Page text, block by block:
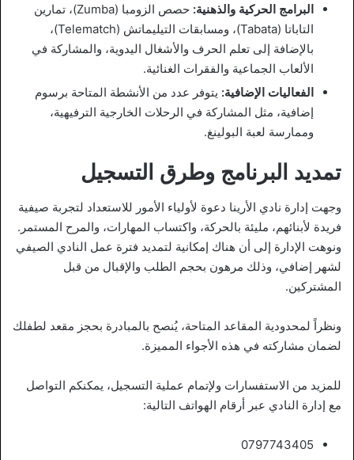
البرامج الحركية والذهنية:
حصص الزومبا (Zumba)، تمارين
التاباتا (Tabata)، ومسابقات التيليماتش (Telematch)،
بالإضافة إلى تعلم الحرف والأشغال اليدوية، والمشاركة في
الألعاب الجماعية والفقرات الغنائية.
الفعاليات الإضافية: يتوفر عدد من الأنشطة المتاحة برسوم
إضافية، مثل المشاركة في الرحلات الخارجية الترفيهية،
وممارسة لعبة البولينغ.
تمديد البرنامج وطرق التسجيل
وجهت إدارة نادي الأرينا دعوة لأولياء الأمور للاستعداد لتجربة صيفية
فريدة لأبنائهم، مليئة بالحركة، واكتساب المهارات، والمرح المستمر.
ونوهت الإدارة إلى أن هناك إمكانية لتمديد فترة عمل النادي الصيفي
لشهر إضافي، وذلك مرهون بحجم الطلب والإقبال من قبل
المشتركين.
ونظراً لمحدودية المقاعد المتاحة، يُنصح بالمبادرة بحجز مقعد لطفلك
لضمان مشاركته في هذه الأجواء المميزة.
للمزيد من الاستفسارات ولإتمام عملية التسجيل، يمكنكم التواصل
مع إدارة النادي عبر أرقام الهواتف التالية:
0797743405